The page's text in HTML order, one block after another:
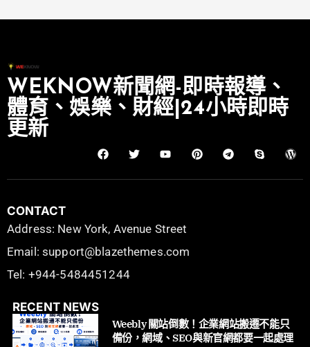
WEKNOW新聞網-即時報導、
體育、娛樂、財經|24小時即時
更新
CONTACT
Address: New York, Avenue Street
Email: support@blazethemes.com
Tel: +944-5484451244
RECENT NEWS
Weebly 關站倒數！企業網站搬遷不能只
備份，網域、SEO與新官網都要一起處理